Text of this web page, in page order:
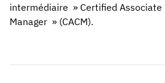
intermédiaire » Certified Associate
Manager » (CACM).